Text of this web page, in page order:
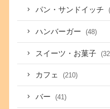
パン・サンドイッチ
ハンバーガー (48)
スイーツ・お菓子
カフェ (210)
バー (41)